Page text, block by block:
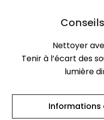
Nettoyer
Tenir à l’écart des
lumière
Informations